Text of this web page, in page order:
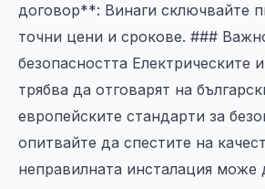
договор**: Винаги сключвайте
точни цени и срокове. ###
безопасността Електрическите
трябва да отговарят на
европейските стандарти за
опитвайте да спестите на
неправилната инсталация може